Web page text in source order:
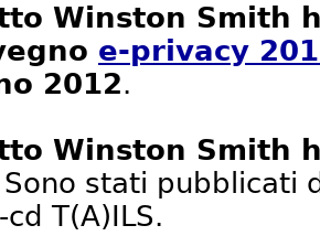
Winston Smith
e-privacy
2012.
Winston Smith
Sono stati pubblicati
T(A)ILS.